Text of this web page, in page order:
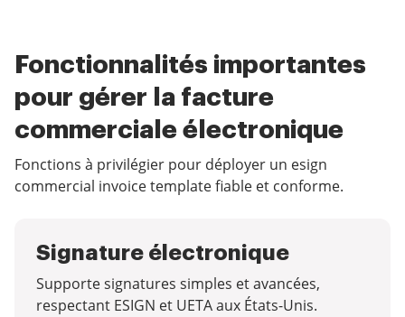
Fonctionnalités importantes
pour gérer la facture
commerciale électronique
Fonctions à privilégier pour déployer un esign
commercial invoice template fiable et conforme.
Signature électronique
Supporte signatures simples et avancées,
respectant ESIGN et UETA aux États-Unis.